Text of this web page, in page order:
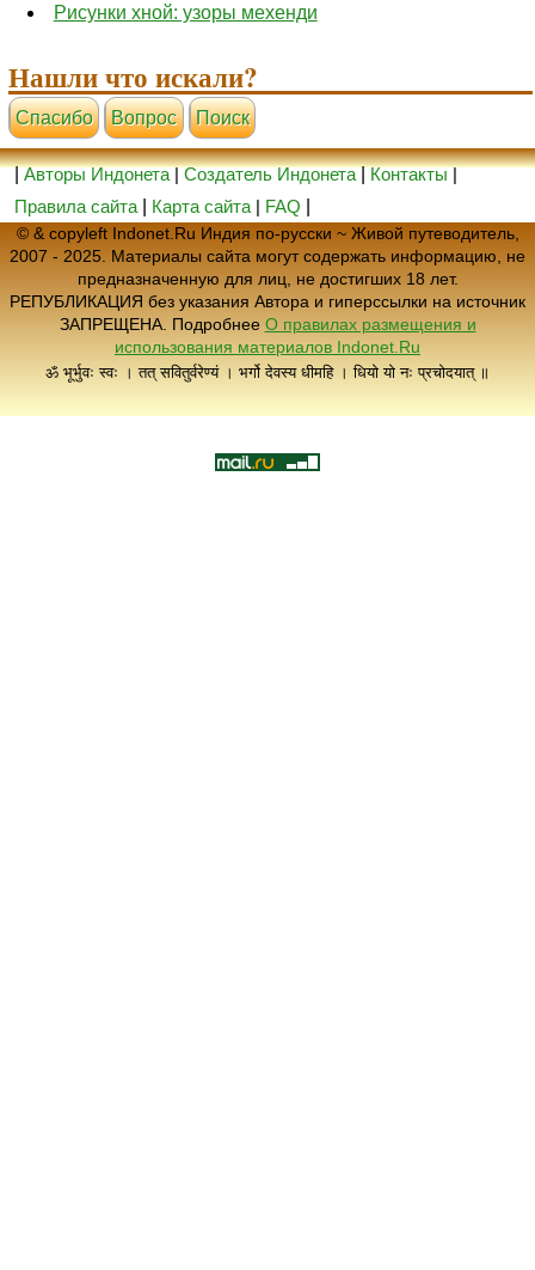
Рисунки хной: узоры мехенди
Нашли что искали?
Cпасибо Вопрос Поиск
|Авторы Индонета|Создатель Индонета|Контакты|
Правила сайта
Карта сайта | FAQ
© & copyleft Indonet.Ru Индия по-русски ~ Живой путеводитель,
2007 - 2025. Материалы сайта могут содержать информацию, не
предназначенную для лиц, не достигших 18 лет.
РЕПУБЛИКАЦИЯ без указания Автора и гиперссылки на источник
ЗАПРЕЩЕНА. Подробнее О правилах размещения и
использования материалов Indonet.Ru
ॐ भूर्भुवः स्वः । तत् सवितुर्वरेण्यं । भर्गो देवस्य धीमहि । धियो यो नः प्रचोदयात् ॥